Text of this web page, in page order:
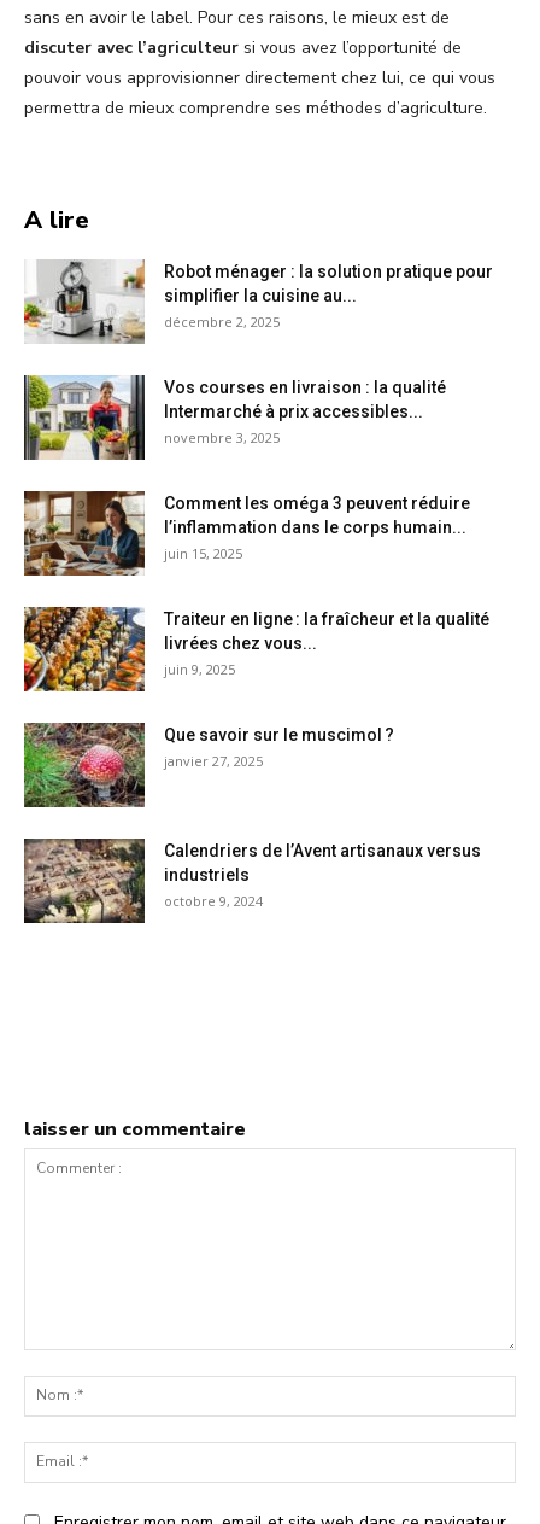
sans en avoir le label. Pour ces raisons, le mieux est de
discuter avec l’agriculteur si vous avez l’opportunité de
pouvoir vous approvisionner directement chez lui, ce qui vous
permettra de mieux comprendre ses méthodes d’agriculture.
A lire
Robot ménager : la solution pratique pour
simplifier la cuisine au...
décembre 2, 2025
Vos courses en livraison : la qualité
Intermarché à prix accessibles...
novembre 3, 2025
Comment les oméga 3 peuvent réduire
l’inflammation dans le corps humain...
juin 15, 2025
Traiteur en ligne : la fraîcheur et la qualité
livrées chez vous...
juin 9, 2025
Que savoir sur le muscimol ?
janvier 27, 2025
Calendriers de l’Avent artisanaux versus
industriels
octobre 9, 2024
laisser un commentaire
:*
:*